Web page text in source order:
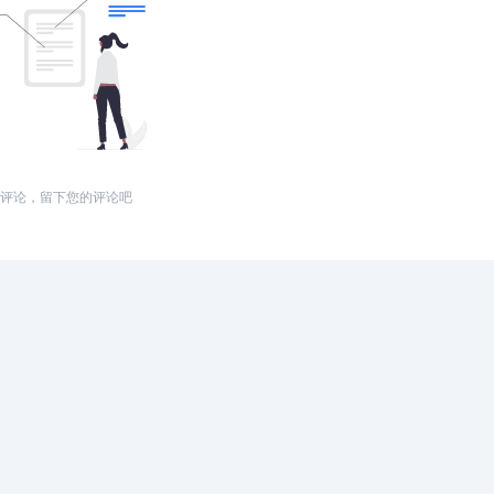
论，留下您的评论吧